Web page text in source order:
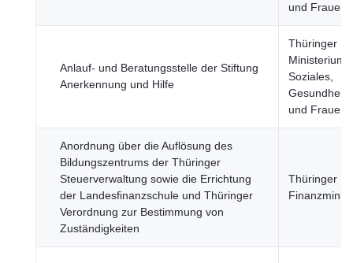
und Frauen
Anlauf- und Beratungsstelle der Stiftung
Anerkennung und Hilfe
Thüringer
Ministerium
Soziales,
Gesundheit,
und Frauen
Anordnung über die Auflösung des
Bildungszentrums der Thüringer
Steuerverwaltung sowie die Errichtung
der Landesfinanzschule und Thüringer
Verordnung zur Bestimmung von
Zuständigkeiten
Thüringer